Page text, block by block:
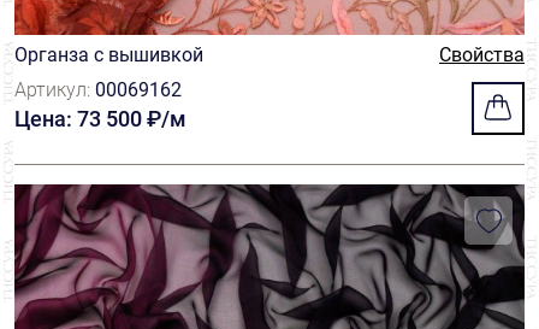
Органза с вышивкой
Свойства
Артикул: 00069162
Цена: 73 500 ₽/м